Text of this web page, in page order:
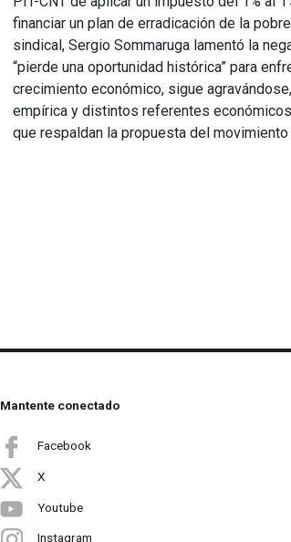
financiar un plan de erradicación de la
sindical, Sergio Sommaruga lamentó la
“pierde una oportunidad histórica” para
crecimiento económico, sigue
empírica y distintos referentes
que respaldan la propuesta del
Mantente conectado
Facebook
X
Youtube
Instagram